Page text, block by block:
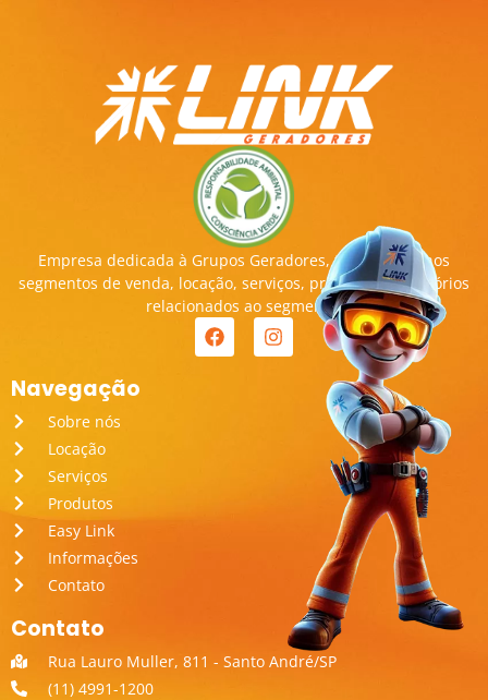
Empresa dedicada à Grupos Geradores, transitando nos
segmentos de venda, locação, serviços, produtos e acessórios
relacionados ao segmento.
Navegação
Sobre nós
Locação
Serviços
Produtos
Easy Link
Informações
Contato
Contato
Rua Lauro Muller, 811 - Santo André/SP
(11) 4991-1200